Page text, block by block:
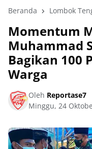
Beranda Lombok
Momentum
Muhammad
Bagikan 100
Warga
Oleh Reportase7
Minggu, 24